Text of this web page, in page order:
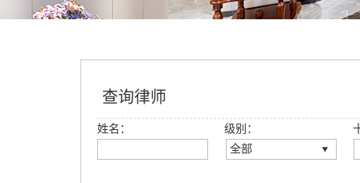
查询律师
姓名：
级别：
全部